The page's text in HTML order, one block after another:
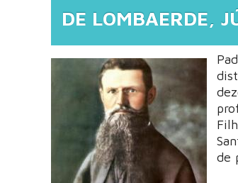
DE LOMBAERDE,
de